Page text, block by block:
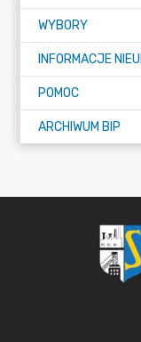
WYBORY
INFORMACJE
POMOC
ARCHIWUM BIP